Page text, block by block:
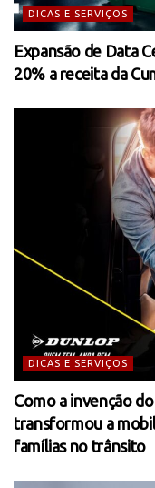
DICAS E SERVIÇOS
Expansão de Data
20% a receita da
DICAS E SERVIÇOS
Como a invenção
transformou a
famílias no trânsito